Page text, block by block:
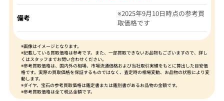
備考
※2025年9月10日時点の参考買
取価格です
※画像はイメージとなります。
※記載している買取価格は参考です。また、一部買取できないお品物もございますので、詳し
くはスタッフまでお問い合わせください。
※参考買取価格は、国内外の相場、市場流通価格および当社取引実績をもとに算出した目安価
格です。実際の買取価格を保証するものではなく、査定時の相場変動、お品物の状態により変
動します。
※ダイヤ、宝石の参考買取価格は鑑定書または鑑別書があるお品物の金額です。
※参考買取価格は全て税込金額です。